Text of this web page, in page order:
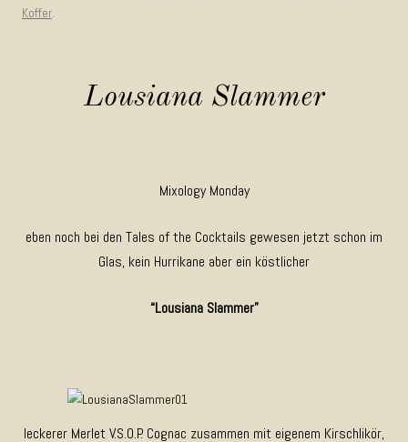
Koffer.
Lousiana Slammer
Mixology Monday
eben noch bei den Tales of the Cocktails gewesen jetzt schon im
Glas, kein Hurrikane aber ein köstlicher
“Lousiana Slammer”
leckerer Merlet V.S.O.P. Cognac zusammen mit eigenem Kirschlikör,